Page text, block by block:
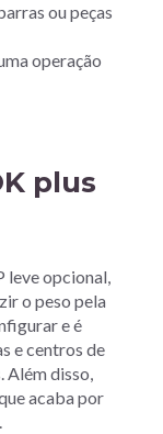
ou peças
operação
plus
leve opcional,
o peso pela
e é
e centros de
Além disso,
acaba por